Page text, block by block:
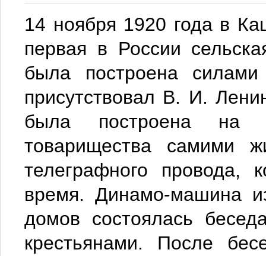
14 ноября 1920 года в
первая в России
была построена
присутствовал В. И.
была построена на
товарищества самими
телеграфного провода,
время. Динамо-машина
домов состоялась
крестьянами. После